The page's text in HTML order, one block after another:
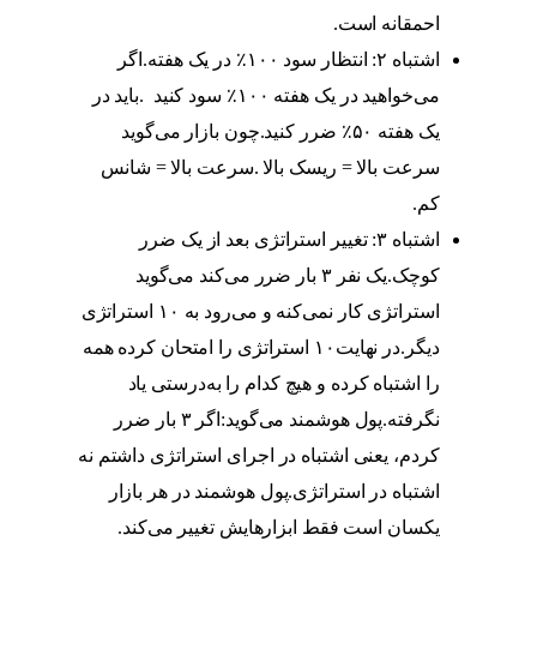
احمقانه است.
اشتباه ۲: انتظار سود ۱۰۰٪ در یک هفته.اگر
می‌خواهید در یک هفته ۱۰۰٪ سود کنید .باید در
یک هفته ۵۰٪ ضرر کنید.چون بازار می‌گوید
سرعت بالا = ریسک بالا .سرعت بالا = شانس
کم.
اشتباه ۳: تغییر استراتژی بعد از یک ضرر
کوچک.یک نفر ۳ بار ضرر می‌کند می‌گوید
استراتژی کار نمی‌کنه و می‌رود به ۱۰ استراتژی
دیگر.در نهایت۱۰ استراتژی را امتحان کرده همه
را اشتباه کرده و هیچ کدام را به‌درستی یاد
نگرفته.پول هوشمند می‌گوید:اگر ۳ بار ضرر
کردم، یعنی اشتباه در اجرای استراتژی داشتم نه
اشتباه در استراتژی.پول هوشمند در هر بازار
یکسان است فقط ابزارهایش تغییر می‌کند.